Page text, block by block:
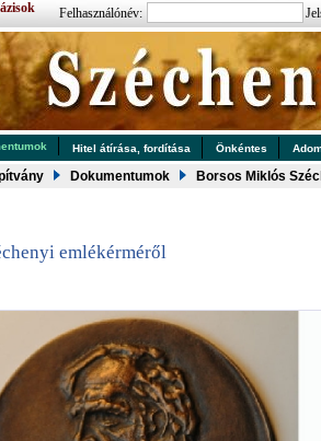
Felhasználónév:
Hitel átírása, fordítása Önkéntes
Dokumentumok Borsos Miklós
emlékérméről